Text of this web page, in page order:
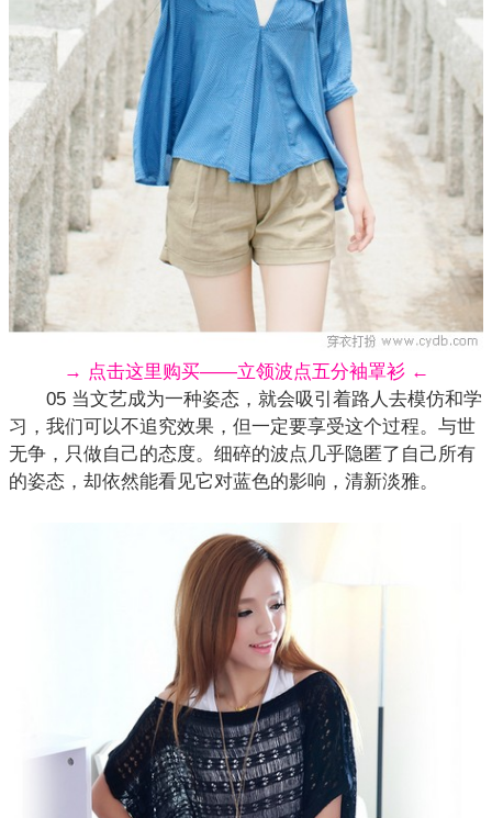
→ 点击这里购买——立领波点五分袖罩衫 ←
05 当文艺成为一种姿态，就会吸引着路人去模仿和学
习，我们可以不追究效果，但一定要享受这个过程。与世
无争，只做自己的态度。细碎的波点几乎隐匿了自己所有
的姿态，却依然能看见它对蓝色的影响，清新淡雅。